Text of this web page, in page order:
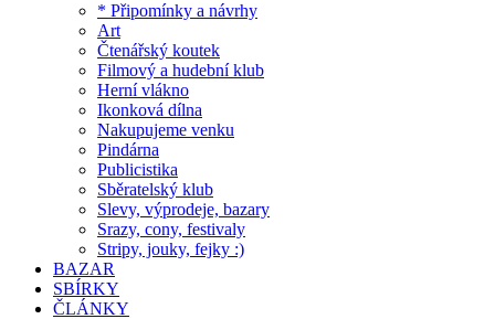
* Připomínky a návrhy
Art
Čtenářský koutek
Filmový a hudební klub
Herní vlákno
Ikonková dílna
Nakupujeme venku
Pindárna
Publicistika
Sběratelský klub
Slevy, výprodeje, bazary
Srazy, cony, festivaly
Stripy, jouky, fejky :)
BAZAR
SBÍRKY
ČLÁNKY